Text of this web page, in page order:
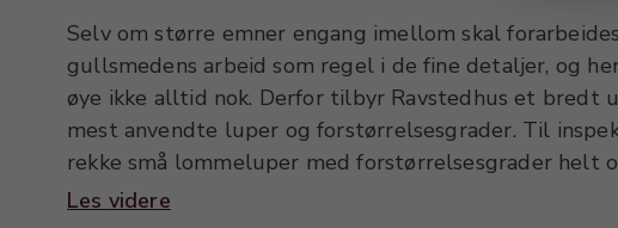
Selv om større emner engang imellom skal
gullsmedens arbeid som regel i de fine detaljer, og
øye ikke alltid nok. Derfor tilbyr Ravstedhus et bredt
mest anvendte luper og forstørrelsesgrader. Til
rekke små lommeluper med forstørrelsesgrader helt
ganger. Til selve gullsmedarbeidet vil de fleste
Les videre